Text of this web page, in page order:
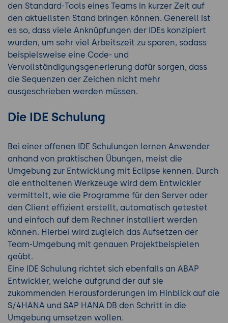
den Standard-Tools eines Teams in kurzer Zeit auf
den aktuellsten Stand bringen können. Generell ist
es so, dass viele Anknüpfungen der IDEs konzipiert
wurden, um sehr viel Arbeitszeit zu sparen, sodass
beispielsweise eine Code- und
Vervollständigungsgenerierung dafür sorgen, dass
die Sequenzen der Zeichen nicht mehr
ausgeschrieben werden müssen.
Die IDE Schulung
Bei einer offenen IDE Schulungen lernen Anwender
anhand von praktischen Übungen, meist die
Umgebung zur Entwicklung mit Eclipse kennen. Durch
die enthaltenen Werkzeuge wird dem Entwickler
vermittelt, wie die Programme für den Server oder
den Client effizient erstellt, automatisch getestet
und einfach auf dem Rechner installiert werden
können. Hierbei wird zugleich das Aufsetzen der
Team-Umgebung mit genauen Projektbeispielen
geübt.
Eine IDE Schulung richtet sich ebenfalls an ABAP
Entwickler, welche aufgrund der auf sie
zukommenden Herausforderungen im Hinblick auf die
S/4HANA und SAP HANA DB den Schritt in die
Umgebung umsetzen wollen.